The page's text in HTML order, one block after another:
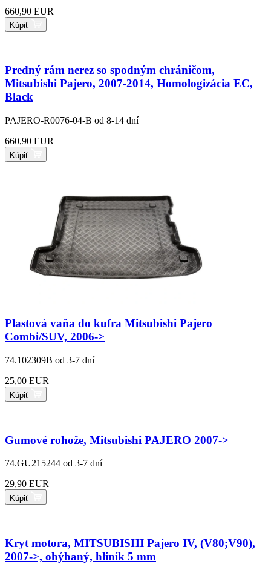
660,90 EUR
Kúpiť
Predný rám nerez so spodným chráničom,
Mitsubishi Pajero, 2007-2014, Homologizácia EC,
Black
PAJERO-R0076-04-B od 8-14 dní
660,90 EUR
Kúpiť
Plastová vaňa do kufra Mitsubishi Pajero
Combi/SUV, 2006->
74.102309B od 3-7 dní
25,00 EUR
Kúpiť
Gumové rohože, Mitsubishi PAJERO 2007->
74.GU215244 od 3-7 dní
29,90 EUR
Kúpiť
Kryt motora, MITSUBISHI Pajero IV, (V80;V90),
2007->, ohýbaný, hliník 5 mm